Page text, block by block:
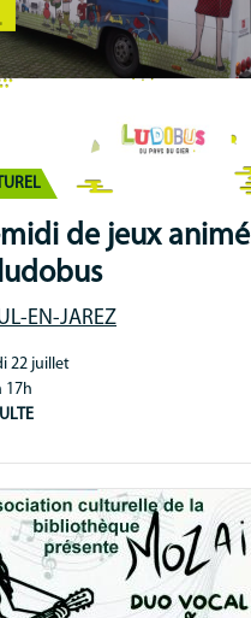
de jeux animé
EN-JAREZ
22 juillet
17h